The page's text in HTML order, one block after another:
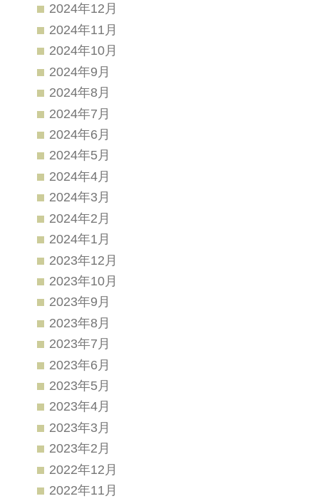
2024年12月
2024年11月
2024年10月
2024年9月
2024年8月
2024年7月
2024年6月
2024年5月
2024年4月
2024年3月
2024年2月
2024年1月
2023年12月
2023年10月
2023年9月
2023年8月
2023年7月
2023年6月
2023年5月
2023年4月
2023年3月
2023年2月
2022年12月
2022年11月